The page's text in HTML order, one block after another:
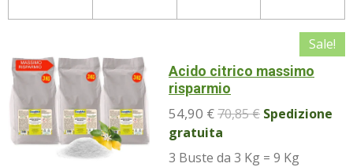
Sale!
Acido citrico massimo
risparmio
54,90 €70,85 € Spedizione
gratuita
3 Buste da 3 Kg = 9 Kg